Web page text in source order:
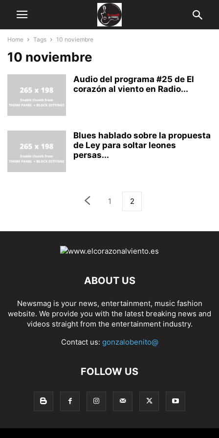
Home Tags 10 noviembre
10 noviembre
Audio del programa #25 de El
corazón al viento en Radio...
Blues hablado sobre la propuesta
de Ley para soltar leones
persas...
1 2
ABOUT US
Newsmag is your news, entertainment, music fashion
website. We provide you with the latest breaking news and
videos straight from the entertainment industry.
Contact us: gonzalobenito@
FOLLOW US